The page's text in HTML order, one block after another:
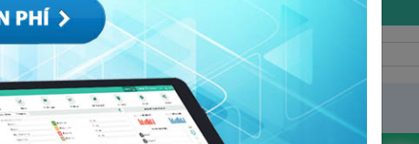
Mục khác Quản trị Về Abit
kiếm: